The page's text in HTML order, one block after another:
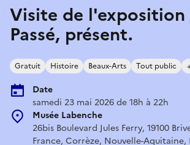
Visite de l'exposition
Passé, présent.
Gratuit Histoire Beaux-Arts Tout public
Date
samedi 23 mai 2026 de 18h à 22h
Musée Labenche
26bis Boulevard Jules Ferry, 19100
France, Corrèze, Nouvelle-Aquitaine,